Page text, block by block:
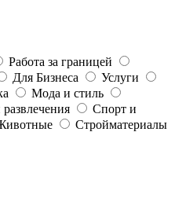
Работа за границей
Для Бизнеса
Услуги
Мода и стиль
Спорт и
Стройматериалы